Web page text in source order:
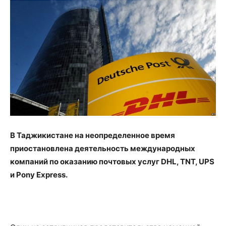
В Таджикистане на неопределенное время
приостановлена деятельность международных
компаний по оказанию почтовых услуг DHL, TNT, UPS
и Pony Express.